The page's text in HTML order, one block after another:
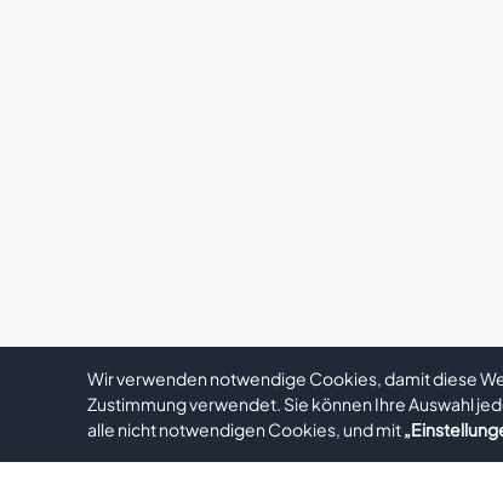
Wir verwenden notwendige Cookies, damit diese
Zustimmung verwendet. Sie können Ihre Auswahl
alle nicht notwendigen Cookies, und mit